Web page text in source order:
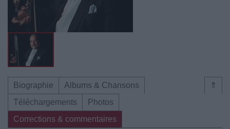
⇑
Biographie
Albums & Chansons
Téléchargements
Photos
Corrections & commentaires